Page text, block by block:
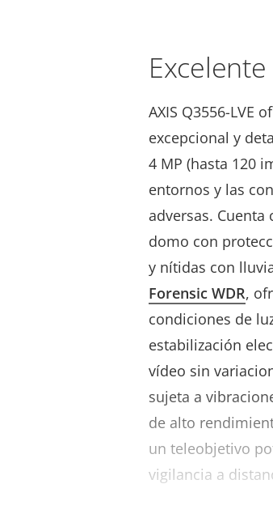
AXIS Q3556-LVE
excepcional y
4 MP (hasta 120
entornos y las
adversas. Cuenta
domo con
y nítidas con
Forensic WDR,
condiciones de
estabilización
vídeo sin
sujeta a
de alto
un teleobjetivo
vigilancia a